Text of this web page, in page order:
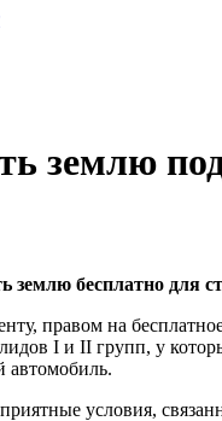
землю
землю бесплатно для
правом на
I и II групп, у
автомобиль.
условия,